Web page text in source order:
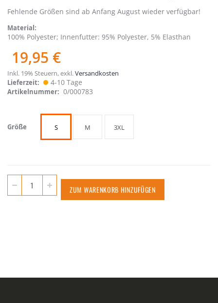
Fehlende Größen sind ab Anfang August wieder verfügbar!
Material
100% Polyester; Innenfutter: 95% Polyester, 5% Elasthan
19,95 €
Inkl. 19% Steuern,exkl. Versandkosten
Lieferzeit
4-10 Tage
Artikelnummer 0/000783
Größe S M 3XL
ZUM WARENKORB HINZUFÜGEN